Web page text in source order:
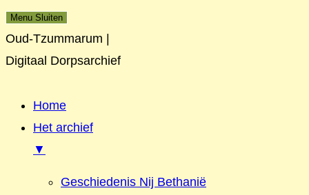
Menu Sluiten
Oud-Tzummarum |
Digitaal Dorpsarchief
Home
Het archief
▼
Geschiedenis Nij Bethanië